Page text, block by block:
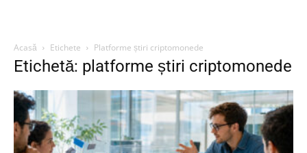
Acasă Etichete Platforme știri criptomonede
Etichetă: platforme știri criptomonede